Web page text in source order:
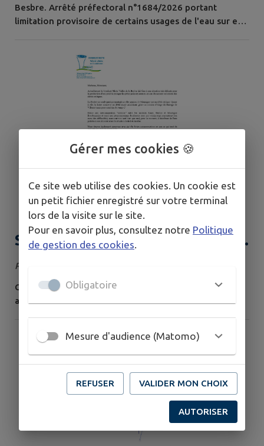
Besbre. Arrêté préfectoral n°1684/2026 portant
limitation provisoire de certains usages de l'eau sur e
Sivom - tension sur la ressource
en eau
Publié le mercredi 08 juillet 2026
Courrier du SIVOM pour informer des tensions
actuelles sur la ressource en eau.
Gérer mes cookies 🍪
Ce site web utilise des cookies. Un cookie est
un petit fichier enregistré sur votre terminal
lors de la visite sur le site.
Pour en savoir plus, consultez notre Politique
de gestion des cookies
Obligatoire
Mesure d'audience (Matomo)
REFUSER VALIDER MON CHOIX
AUTORISER